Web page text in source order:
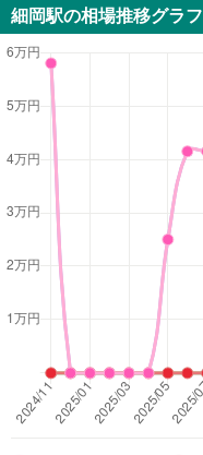
細岡駅の相場推移グラフ